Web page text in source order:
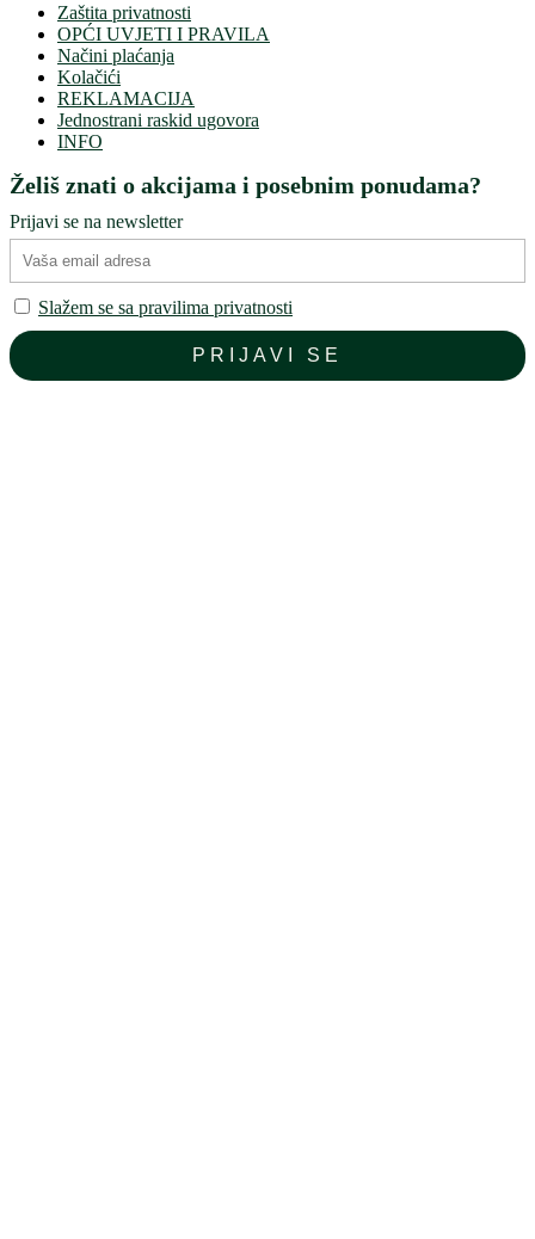
Zaštita privatnosti
OPĆI UVJETI I PRAVILA
Načini plaćanja
Kolačići
REKLAMACIJA
Jednostrani raskid ugovora
INFO
Želiš znati o akcijama i posebnim ponudama?
Prijavi se na newsletter
Slažem se sa pravilima privatnosti